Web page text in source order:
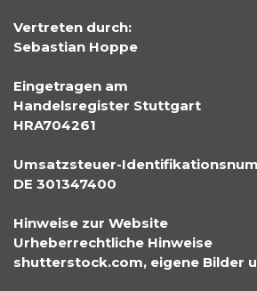
Vertreten durch:
Sebastian Hoppe
Eingetragen am
Handelsregister Stuttgart
HRA704261
Umsatzsteuer-
DE 301347400
Hinweise zur Website
Urheberrechtliche Hinweise
shutterstock.com, eigene Bilder